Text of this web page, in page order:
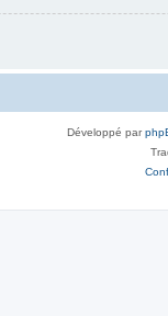
Développé par